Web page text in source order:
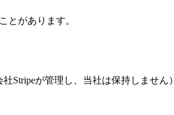
とがあります。
Stripeが管理し、当社は保持しません）